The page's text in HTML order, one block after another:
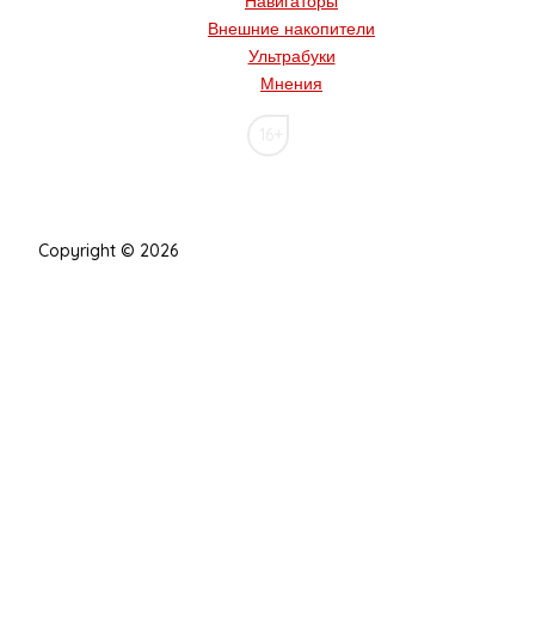
Внешние накопители
Ультрабуки
Мнения
Copyright © 2026